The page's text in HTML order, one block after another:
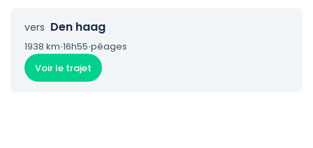
vers Den haag
1938 km·16h55·péages
Voir le trajet